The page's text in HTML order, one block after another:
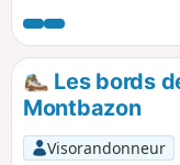
Les bords
Montbazon
Visorandonneur